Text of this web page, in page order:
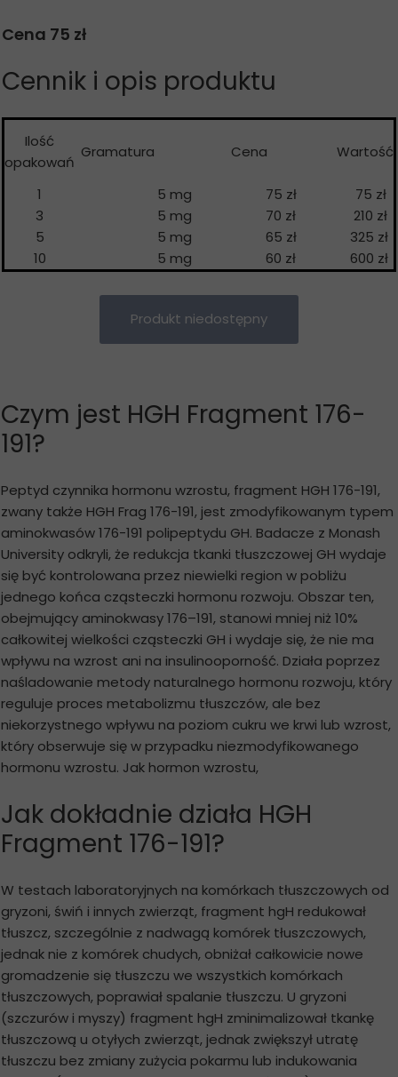
Cena 75 zł
Cennik i opis produktu
Ilość
opakowań
Gramatura Cena Wartość
1
3
5
10
5 mg
5 mg
5 mg
5 mg
75 zł
70 zł
65 zł
60 zł
75 zł
210 zł
325 zł
600 zł
Produkt niedostępny
Czym jest HGH Fragment 176-
191?
Peptyd czynnika hormonu wzrostu, fragment HGH 176-191,
zwany także HGH Frag 176-191, jest zmodyfikowanym typem
aminokwasów 176-191 polipeptydu GH. Badacze z Monash
University odkryli, że redukcja tkanki tłuszczowej GH wydaje
się być kontrolowana przez niewielki region w pobliżu
jednego końca cząsteczki hormonu rozwoju. Obszar ten,
obejmujący aminokwasy 176–191, stanowi mniej niż 10%
całkowitej wielkości cząsteczki GH i wydaje się, że nie ma
wpływu na wzrost ani na insulinooporność. Działa poprzez
naśladowanie metody naturalnego hormonu rozwoju, który
reguluje proces metabolizmu tłuszczów, ale bez
niekorzystnego wpływu na poziom cukru we krwi lub wzrost,
który obserwuje się w przypadku niezmodyfikowanego
hormonu wzrostu. Jak hormon wzrostu,
Jak dokładnie działa HGH
Fragment 176-191?
W testach laboratoryjnych na komórkach tłuszczowych od
gryzoni, świń i innych zwierząt, fragment hgH redukował
tłuszcz, szczególnie z nadwagą komórek tłuszczowych,
jednak nie z komórek chudych, obniżał całkowicie nowe
gromadzenie się tłuszczu we wszystkich komórkach
tłuszczowych, poprawiał spalanie tłuszczu. U gryzoni
(szczurów i myszy) fragment hgH zminimalizował tkankę
tłuszczową u otyłych zwierząt, jednak zwiększył utratę
tłuszczu bez zmiany zużycia pokarmu lub indukowania